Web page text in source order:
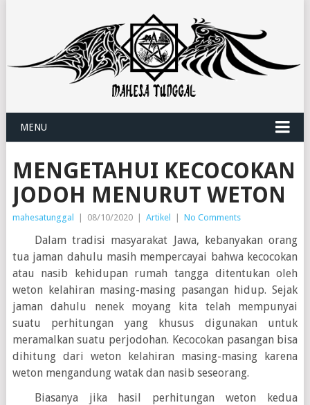
MENU
MENGETAHUI KECOCOKAN
JODOH MENURUT WETON
mahesatunggal | 08/10/2020 | Artikel | No Comments
Dalam tradisi masyarakat Jawa, kebanyakan orang
tua jaman dahulu masih mempercayai bahwa kecocokan
atau nasib kehidupan rumah tangga ditentukan oleh
weton kelahiran masing-masing pasangan hidup. Sejak
jaman dahulu nenek moyang kita telah mempunyai
suatu perhitungan yang khusus digunakan untuk
meramalkan suatu perjodohan. Kecocokan pasangan bisa
dihitung dari weton kelahiran masing-masing karena
weton mengandung watak dan nasib seseorang.
Biasanya jika hasil perhitungan weton kedua